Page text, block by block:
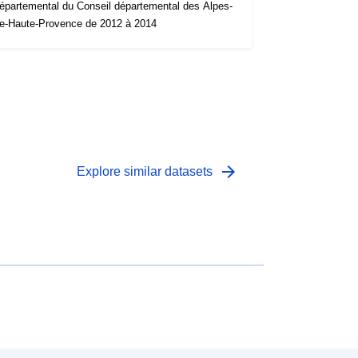
du Conseil départemental des Alpes-
Haute-Provence de 2012 à 2014
Explore similar datasets arrow_forward